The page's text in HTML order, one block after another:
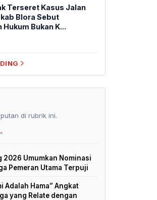
Terseret Kasus Jalan
Blora Sebut
Bukan K...
di rubrik ini.
2026 Umumkan Nominasi
Pemeran Utama Terpuji
Adalah Hama” Angkat
yang Relate dengan